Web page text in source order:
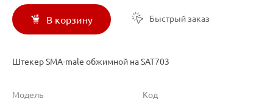
В корзину Быстрый заказ
Штекер SMA-male обжимной на SAT703
Модель
Код